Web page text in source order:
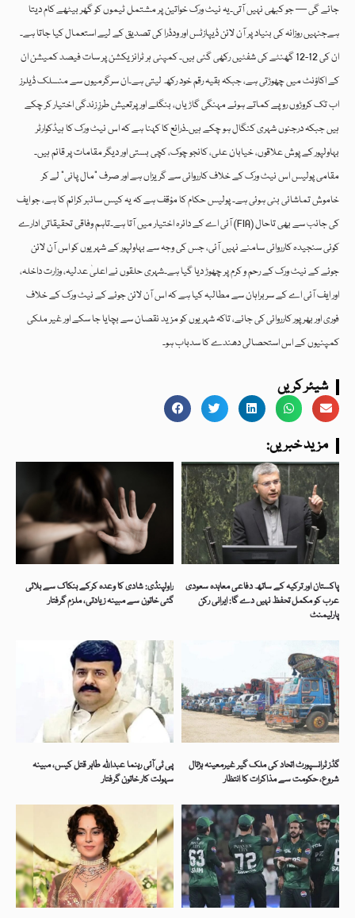
جائے گی — جو کبھی نہیں آتی۔یہ نیٹ ورک خواتین پر مشتمل ٹیموں کو گھر بیٹھے کام دیتا
ہےجنہیں روزانہ کی بنیاد پر آن لائن ڈیپازٹس اور ودڈرا کی تصدیق کے لیے استعمال کیا جاتا ہے۔
ان کی 12-12 گھنٹے کی شفٹیں رکھی گئی ہیں۔ کمپنی ہر ٹرانزیکشن پر سات فیصد کمیشن ان
کے اکاؤنٹ میں چھوڑتی ہے، جبکہ بقیہ رقم خود رکھ لیتی ہے۔ان سرگرمیوں سے منسلک ڈیلرز
اب تک کروڑوں روپے کماتے ہوئے مہنگی گاڑیاں، بنگلے اور پرتعیش طرزِ زندگی اختیار کر چکے
ہیں جبکہ درجنوں شہری کنگال ہو چکے ہیں۔ذرائع کا کہنا ہے کہ اس نیٹ ورک کا ہیڈکوارٹر
بہاولپور کے پوش علاقوں، خیابان علی، کانجو چوک، کچی بستی اور دیگر مقامات پر قائم ہیں۔
مقامی پولیس اس نیٹ ورک کے خلاف کارروائی سے گریزاں ہے اور صرف “مال پانی” لے کر
خاموش تماشائی بنی ہوئی ہے۔ پولیس حکام کا مؤقف ہے کہ یہ کیس سائبر کرائم کا ہے، جو ایف
آئی اے کے دائرہ اختیار میں آتا ہے۔تاہم وفاقی تحقیقاتی ادارے (FIA) کی جانب سے بھی تاحال
کوئی سنجیدہ کارروائی سامنے نہیں آئی، جس کی وجہ سے بہاولپور کے شہریوں کو اس آن لائن
جوئے کے نیٹ ورک کے رحم و کرم پر چھوڑ دیا گیا ہے۔شہری حلقوں نے اعلیٰ عدلیہ، وزارت داخلہ،
اور ایف آئی اے کے سربراہان سے مطالبہ کیا ہے کہ اس آن لائن جوئے کے نیٹ ورک کے خلاف
فوری اور بھرپور کارروائی کی جائے، تاکہ شہریوں کو مزید نقصان سے بچایا جا سکے اور غیر ملکی
کمپنیوں کے اس استحصالی دھندے کا سدباب ہو۔
شیئر کریں
:مزید خبریں
راولپنڈی: شادی کا وعدہ کرکے بنکاک سے بلائی
گئی خاتون سے مبینہ زیادتی، ملزم گرفتار
پاکستان اور ترکیہ کے ساتھ دفاعی معاہدہ سعودی
عرب کو مکمل تحفظ نہیں دے گا: ایرانی رکن
پارلیمنٹ
پی ٹی آئی رہنما عبداللہ طاہر قتل کیس، مبینہ
سہولت کار خاتون گرفتار
گڈز ٹرانسپورٹ اتحاد کی ملک گیر غیرمعینہ ہڑتال
شروع، حکومت سے مذاکرات کا انتظار